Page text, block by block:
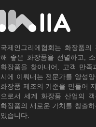
국제인그리에협회는 화장품
해 좋은 화장품을 선별하고,
화장품을 찾아내어, 고객 만족
시에 이뤄내는 전문가를 양성
화장품 제조의 기준을 만들어
으로서 세계 화장품 산업의
화장품의 새로운 가치를 창출
있습니다.